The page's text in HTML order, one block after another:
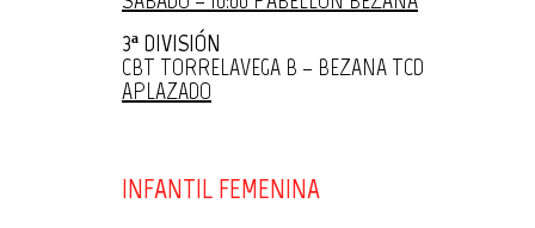
3ª DIVISIÓN
CBT TORRELAVEGA B – BEZANA TCD
APLAZADO
INFANTIL FEMENINA